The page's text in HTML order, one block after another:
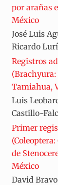
por arañas
México
José Luis
Ricardo
Registros
(Brachyura:
Tamiahua,
Luis
Castillo-
Primer
de
México
David